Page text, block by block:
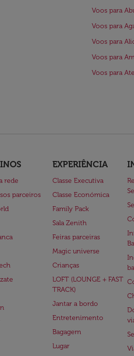
Voos para
Voos para
Voos para
Voos para
Voos para
rede
parceiros
EXPERIÊNCIA
Classe Executiva
Classe Económica
Family Pack
Sala Zenith
Feiras parceiras
Magic universe
Crianças
LOFT (LOUNGE + FAST
TRACK)
Jantar a bordo
Entretenimento
Bagagem
Lugar